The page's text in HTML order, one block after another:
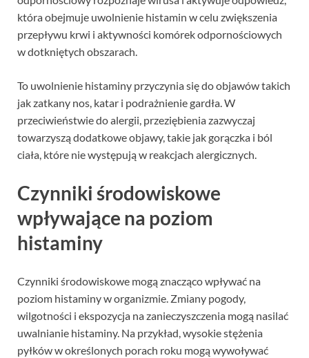
która obejmuje uwolnienie histamin w celu zwiększenia
przepływu krwi i aktywności komórek odpornościowych
w dotkniętych obszarach.
To uwolnienie histaminy przyczynia się do objawów takich
jak zatkany nos, katar i podrażnienie gardła. W
przeciwieństwie do alergii, przeziębienia zazwyczaj
towarzyszą dodatkowe objawy, takie jak gorączka i ból
ciała, które nie występują w reakcjach alergicznych.
Czynniki środowiskowe
wpływające na poziom
histaminy
Czynniki środowiskowe mogą znacząco wpływać na
poziom histaminy w organizmie. Zmiany pogody,
wilgotności i ekspozycja na zanieczyszczenia mogą nasilać
uwalnianie histaminy. Na przykład, wysokie stężenia
pyłków w określonych porach roku mogą wywoływać